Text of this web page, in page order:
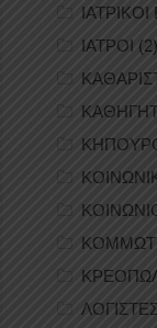
ΙΑΤΡΟΙ (2)